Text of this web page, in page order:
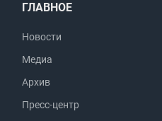
ГЛАВНОЕ
Новости
Медиа
Архив
Пресс-центр